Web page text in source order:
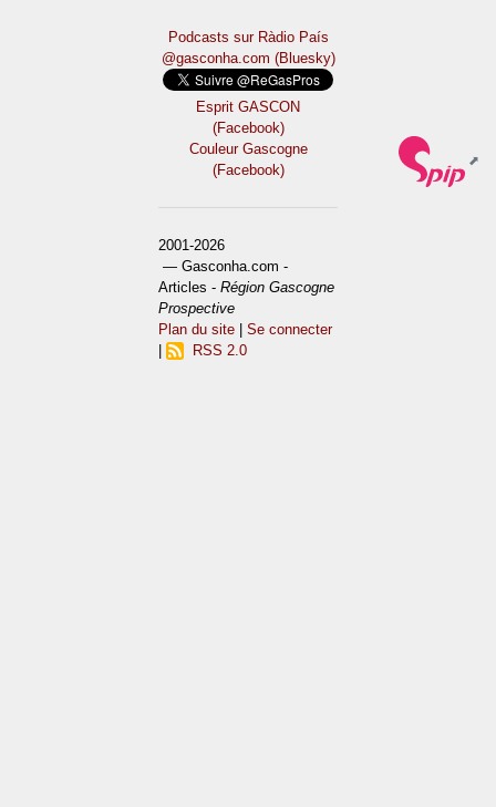
Podcasts sur Ràdio País
@gasconha.com (Bluesky)
Esprit GASCON
(Facebook)
Couleur Gascogne
(Facebook)
2001-2026
— Gasconha.com -
Articles -Région Gascogne
Prospective
Plan du site |Se connecter
RSS 2.0